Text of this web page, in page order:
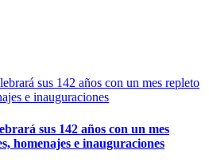
sus 142 años con un mes
homenajes e inauguraciones